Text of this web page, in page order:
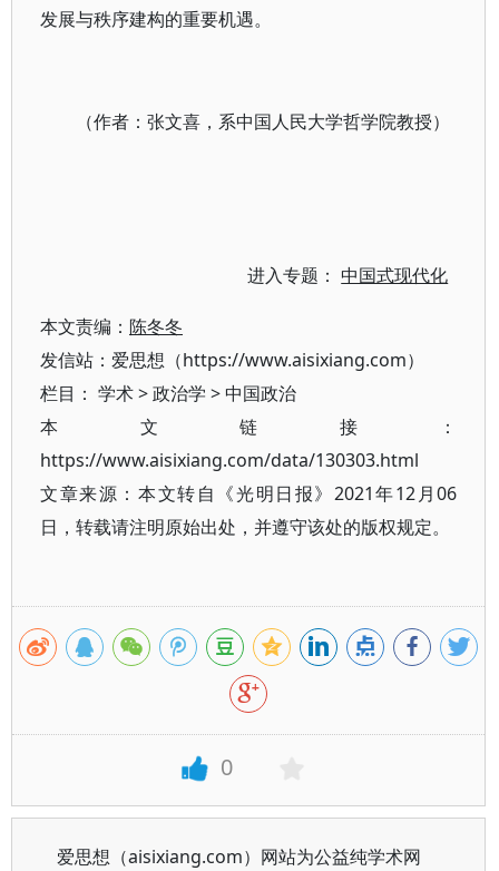
发展与秩序建构的重要机遇。
（作者：张文喜，系中国人民大学哲学院教授）
进入专题：中国式现代化
本文责编： 陈冬冬
发信站：爱思想（https://www.aisixiang.com）
栏目： 学术>政治学 >中国政治
本文链接：
https://www.aisixiang.com/data/130303.html
文章来源：本文转自《光明日报》2021年12月06
日，转载请注明原始出处，并遵守该处的版权规定。
0
爱思想（aisixiang.com）网站为公益纯学术网